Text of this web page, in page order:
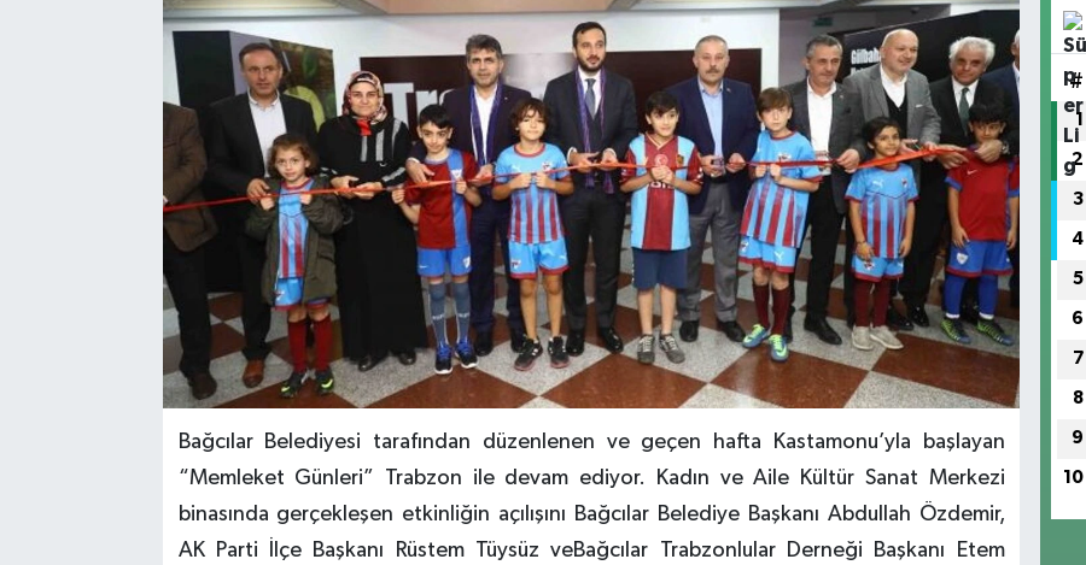
Bağcılar Belediyesi tarafından düzenlenen ve geçen hafta Kastamonu’yla başlayan
“Memleket Günleri” Trabzon ile devam ediyor. Kadın ve Aile Kültür Sanat Merkezi
binasında gerçekleşen etkinliğin açılışını Bağcılar Belediye Başkanı Abdullah Özdemir,
AK Parti İlçe Başkanı Rüstem Tüysüz veBağcılar Trabzonlular Derneği Başkanı Etem
#
1
2
3
4
5
6
7
8
9
10